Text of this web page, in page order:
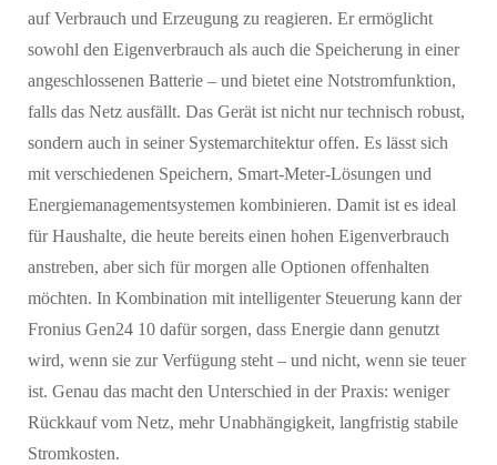
auf Verbrauch und Erzeugung zu reagieren. Er ermöglicht
sowohl den Eigenverbrauch als auch die Speicherung in einer
angeschlossenen Batterie – und bietet eine Notstromfunktion,
falls das Netz ausfällt. Das Gerät ist nicht nur technisch robust,
sondern auch in seiner Systemarchitektur offen. Es lässt sich
mit verschiedenen Speichern, Smart-Meter-Lösungen und
Energiemanagementsystemen kombinieren. Damit ist es ideal
für Haushalte, die heute bereits einen hohen Eigenverbrauch
anstreben, aber sich für morgen alle Optionen offenhalten
möchten. In Kombination mit intelligenter Steuerung kann der
Fronius Gen24 10 dafür sorgen, dass Energie dann genutzt
wird, wenn sie zur Verfügung steht – und nicht, wenn sie teuer
ist. Genau das macht den Unterschied in der Praxis: weniger
Rückkauf vom Netz, mehr Unabhängigkeit, langfristig stabile
Stromkosten.